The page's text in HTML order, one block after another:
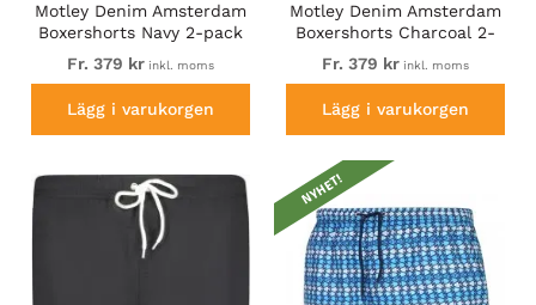
Motley Denim Amsterdam
Boxershorts Navy 2-pack
Fr. 379 krinkl. moms
Lägg i varukorgen
Motley Denim Amsterdam
Boxershorts Charcoal 2-
pack
Fr. 379 kr inkl. moms
Lägg i varukorgen
NYHET!